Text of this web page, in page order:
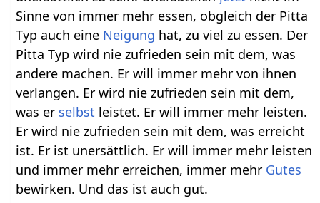
Sinne von immer mehr essen, obgleich der Pitta
Typ auch eine Neigung hat, zu viel zu essen. Der
Pitta Typ wird nie zufrieden sein mit dem, was
andere machen. Er will immer mehr von ihnen
verlangen. Er wird nie zufrieden sein mit dem,
was er selbst leistet. Er will immer mehr leisten.
Er wird nie zufrieden sein mit dem, was erreicht
ist. Er ist unersättlich. Er will immer mehr leisten
und immer mehr erreichen, immer mehr Gutes
bewirken. Und das ist auch gut.